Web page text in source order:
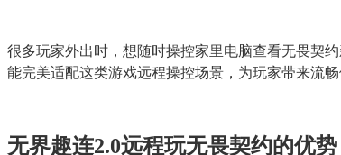
很多玩家外出时，想随时操控家里电脑查看无畏契
能完美适配这类游戏远程操控场景，为玩家带来流畅
无界趣连2.0远程玩无畏契约的优势